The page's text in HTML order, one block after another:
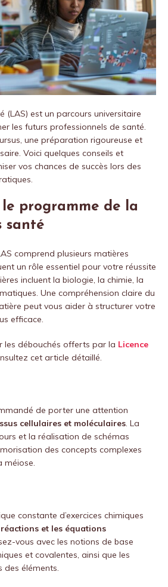
(LAS) est un parcours universitaire
les futurs professionnels de santé.
une préparation rigoureuse et
Voici quelques conseils et
vos chances de succès lors des
programme de la
santé
comprend plusieurs matières
un rôle essentiel pour votre réussite
incluent la biologie, la chimie, la
Une compréhension claire du
peut vous aider à structurer votre
efficace.
les débouchés offerts par la Licence
cet article détaillé.
de porter une attention
cellulaires et moléculaires. La
et la réalisation de schémas
des concepts complexes
méiose.
constante d’exercices chimiques
réactions et les équations
vous avec les notions de base
et covalentes, ainsi que les
des éléments.